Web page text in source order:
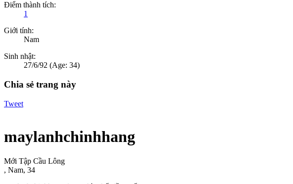
Điểm thành tích:
1
Giới tính:
Nam
Sinh nhật:
27/6/92 (Age: 34)
Chia sẻ trang này
Tweet
maylanhchinhhang
Mới Tập Cầu Lông
, Nam, 34